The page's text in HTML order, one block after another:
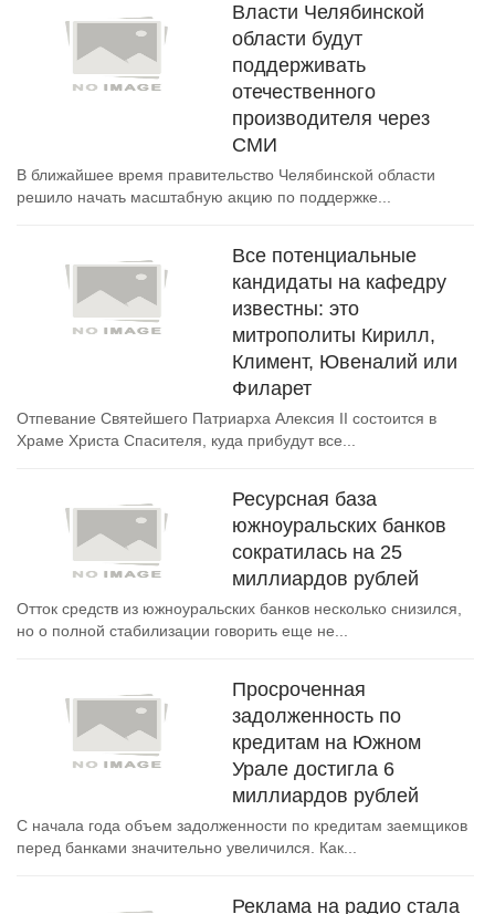
Власти Челябинской
области будут
поддерживать
отечественного
производителя через
СМИ
В ближайшее время правительство Челябинской области
решило начать масштабную акцию по поддержке...
Все потенциальные
кандидаты на кафедру
известны: это
митрополиты Кирилл,
Климент, Ювеналий или
Филарет
Отпевание Святейшего Патриарха Алексия II состоится в
Храме Христа Спасителя, куда прибудут все...
Ресурсная база
южноуральских банков
сократилась на 25
миллиардов рублей
Отток средств из южноуральских банков несколько снизился,
но о полной стабилизации говорить еще не...
Просроченная
задолженность по
кредитам на Южном
Урале достигла 6
миллиардов рублей
С начала года объем задолженности по кредитам заемщиков
перед банками значительно увеличился. Как...
Реклама на радио стала